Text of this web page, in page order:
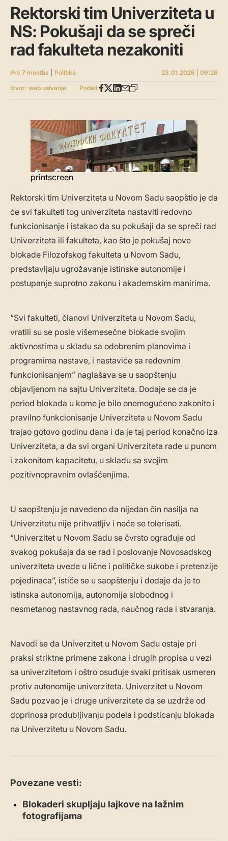
Rektorski tim Univerziteta u
NS: Pokušaji da se spreči
rad fakulteta nezakoniti
Pre 7 months Politika
23.01.2026 | 09:26
Izvor: web usivanje
Podeli:
printscreen
Rektorski tim Univerziteta u Novom Sadu saopštio je da
će svi fakulteti tog univerziteta nastaviti redovno
funkcionisanje i istakao da su pokušaji da se spreči rad
Univerziteta ili fakulteta, kao što je pokušaj nove
blokade Filozofskog fakulteta u Novom Sadu,
predstavljaju ugrožavanje istinske autonomije i
postupanje suprotno zakonu i akademskim manirima.
“Svi fakulteti, članovi Univerziteta u Novom Sadu,
vratili su se posle višemesečne blokade svojim
aktivnostima u skladu sa odobrenim planovima i
programima nastave, i nastaviće sa redovnim
funkcionisanjem” naglašava se u saopštenju
objavljenom na sajtu Univerziteta. Dodaje se da je
period blokada u kome je bilo onemogućeno zakonito i
pravilno funkcionisanje Univerziteta u Novom Sadu
trajao gotovo godinu dana i da je taj period konačno iza
Univerziteta, a da svi organi Univerziteta rade u punom
i zakonitom kapacitetu, u skladu sa svojim
pozitivnopravnim ovlašćenjima.
U saopštenju je navedeno da nijedan čin nasilja na
Univerzitetu nije prihvatljiv i neće se tolerisati.
“Univerzitet u Novom Sadu se čvrsto ograđuje od
svakog pokušaja da se rad i poslovanje Novosadskog
univerziteta uvede u lične i političke sukobe i pretenzije
pojedinaca”, ističe se u saopštenju i dodaje da je to
istinska autonomija, autonomija slobodnog i
nesmetanog nastavnog rada, naučnog rada i stvaranja.
Navodi se da Univerzitet u Novom Sadu ostaje pri
praksi striktne primene zakona i drugih propisa u vezi
sa univerzitetom i oštro osuđuje svaki pritisak usmeren
protiv autonomije univerziteta. Univerzitet u Novom
Sadu pozvao je i druge univerzitete da se uzdrže od
doprinosa produbljivanju podela i podsticanju blokada
na Univerzitetu u Novom Sadu.
Povezane vesti:
Blokaderi skupljaju lajkove na lažnim
fotografijama